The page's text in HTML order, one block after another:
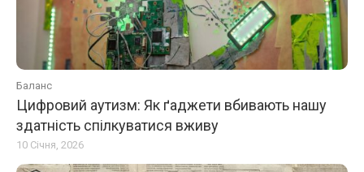
Баланс
Цифровий аутизм: Як ґаджети вбивають нашу
здатність спілкуватися вживу
10 Січня, 2026